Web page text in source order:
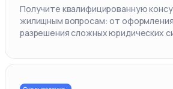
Получите квалифицированную
жилищным вопросам: от
разрешения сложных юридических